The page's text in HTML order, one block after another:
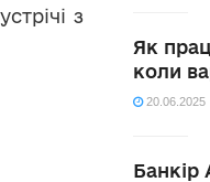
з
Як
коли
20.06.2025